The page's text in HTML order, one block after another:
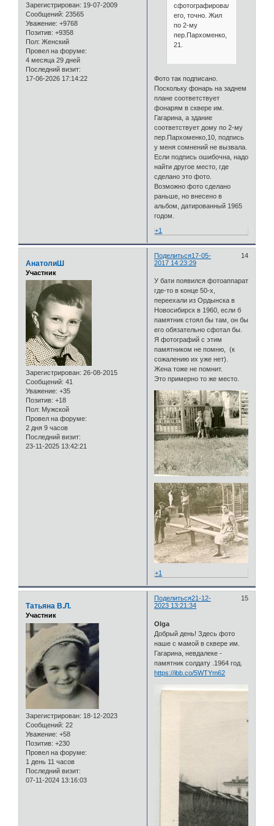
Зарегистрирован: 19-07-2009
Сообщений: 23565
Уважение: +9768
Позитив: +9358
Пол: Женский
Провел на форуме:
4 месяца 29 дней
Последний визит:
17-06-2026 17:14:22
сфотографировал
его, точно. Жил
по 2-му
пер.Пархоменко,
21.
Фото так подписано.
Поскольку фонарь на заднем
плане соответствует
фонарям в сквере им.
Гагарина, а здание
соответствует дому по 2-му
пер.Пархоменко,10, подпись
у меня сомнений не вызвала.
Если подпись ошибочна, надо
найти другое место, где
сделано это фото.
Возможно фото сделано
раньше, но внесено в
альбом, датированный 1965
годом.
+1
Поделиться 14
17-05-
2017 14:23:29
АнатолиШ
Участник
Зарегистрирован: 26-08-2015
Сообщений: 41
Уважение: +35
Позитив: +18
Пол: Мужской
Провел на форуме:
2 дня 9 часов
Последний визит:
23-11-2025 13:42:21
У бати появился фотоаппарат
где-то в конце 50-х,
переехали из Ордынска в
Новосибирск в 1960, если б
памятник стоял бы там, он бы
его обязательно сфотал бы.
Я фотографий с этим
памятником не помню, (к
сожалению их уже нет).
Жена тоже не помнит.
Это примерно то же место.
+1
Поделиться 15
21-12-
2023 13:21:34
Татьяна В.Л.
Участник
Зарегистрирован: 18-12-2023
Сообщений: 22
Уважение: +58
Позитив: +230
Провел на форуме:
1 день 11 часов
Последний визит:
07-11-2024 13:16:03
Olga
Добрый день! Здесь фото
наше с мамой в сквере им.
Гагарина, невдалеке -
памятник солдату .1964 год.
https://ibb.co/5WTYm62